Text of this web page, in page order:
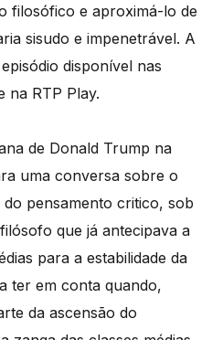
filosófico e aproximá-lo de
sisudo e impenetrável. A
disponível nas
na RTP Play.
de Donald Trump na
uma conversa sobre o
pensamento critico, sob
que já antecipava a
para a estabilidade da
ter em conta quando,
da ascensão do